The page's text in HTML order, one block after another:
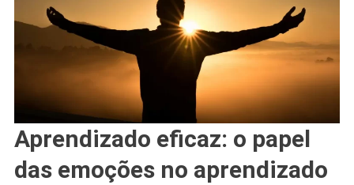
Aprendizado eficaz: o papel
das emoções no aprendizado